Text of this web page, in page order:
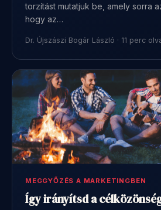
torzítást mutatjuk be, amely sorra
hogy az…
Dr. Újszászi Bogár László · 11 perc
MEGGYŐZÉS A MARKETINGBEN
Így irányítsd a